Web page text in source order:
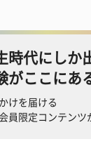
時代にしか
がここにあ
けを届ける
員限定コンテンツ